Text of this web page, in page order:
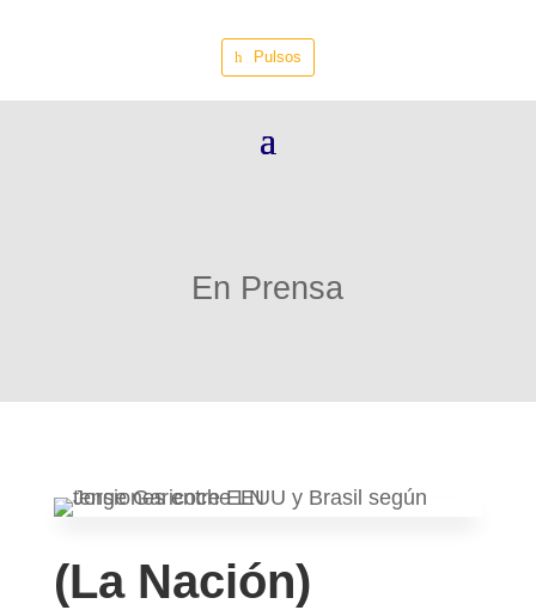
Pulsos
En Prensa
(La Nación)